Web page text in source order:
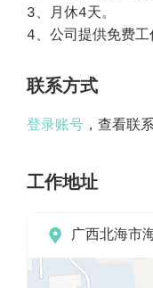
3、月休4天。
4、公司提供免费工
联系方式
登录账号 ，查看联
工作地址
 广西北海市